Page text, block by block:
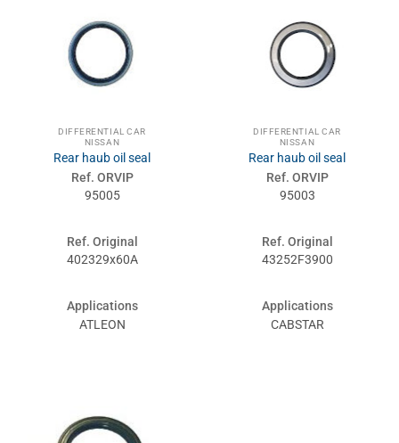
DIFFERENTIAL CAR
NISSAN
Rear haub oil seal
Ref. ORVIP
95005
Ref. Original
402329x60A
Applications
ATLEON
DIFFERENTIAL CAR
NISSAN
Rear haub oil seal
Ref. ORVIP
95003
Ref. Original
43252F3900
Applications
CABSTAR